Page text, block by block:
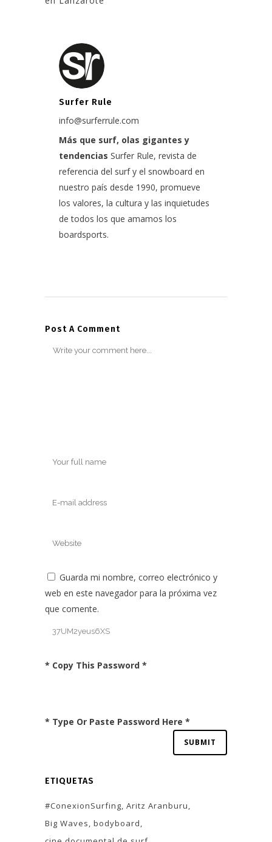
Surfer Rule
info@surferrule.com
Más que surf, olas gigantes y
tendencias Surfer Rule, revista de
referencia del surf y el snowboard en
nuestro país desde 1990, promueve
los valores, la cultura y las inquietudes
de todos los que amamos los
boardsports.
Post A Comment
Guarda mi nombre, correo electrónico y
web en este navegador para la próxima vez
que comente.
* Copy This Password *
* Type Or Paste Password Here *
ETIQUETAS
#ConexionSurfing Aritz Aranburu
Big Waves bodyboard